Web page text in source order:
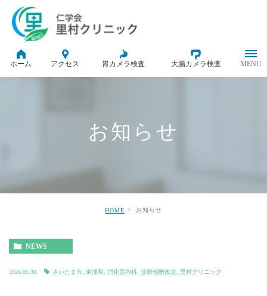
ホーム アクセス 胃カメラ検査 大腸カメラ検査
お知らせ
HOME お知らせ
NEWS
2026.05.30 さいたま市, 東浦和, 消化器内科, 診療報酬改定, 里村クリニック